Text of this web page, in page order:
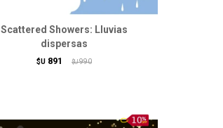
Scattered Showers: Lluvias
dispersas
$U 891 $U 990